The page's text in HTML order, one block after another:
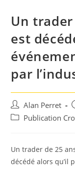
Un
est
par
Auteur/autrice
de
Alan Perret
PostPublication
Un trader de 25
décédé alors qu’il